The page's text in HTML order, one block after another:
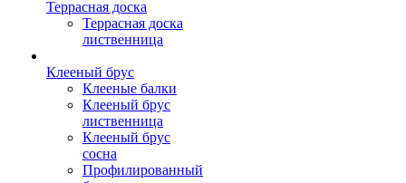
Террасная доска
Террасная доска
лиственница
Клееный брус
Клееные балки
Клееный брус
лиственница
Клееный брус
сосна
Профилированный